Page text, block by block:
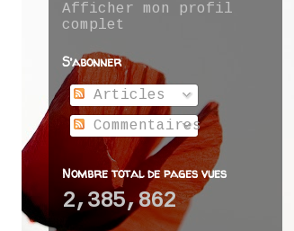
Afficher mon profil
complet
S’abonner
Articles
Commentaires
Nombre total de pages vues
2,385,862